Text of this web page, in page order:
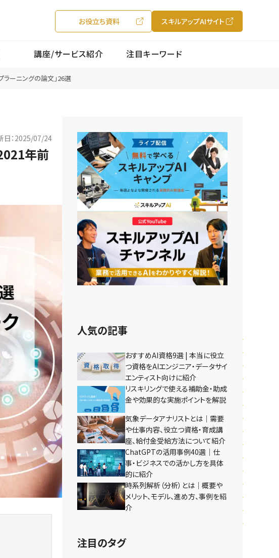
お役立ち資料 スキルアップAIサイト
講座/サービス紹介 注目キーワード
ラーニングの論文」26選
： 2025/07/24
年前
人気の記事
おすすめAI資格9選 | 本当に役立
つ資格をAIエンジニア・データサイ
エンティスト向けに紹介
リスキリングで使える補助金・助成
金や効果的な実施ポイントを解説
気象データアナリストとは｜需要
や仕事内容、役立つ資格・育成講
座、給付金受給方法について紹介
ChatGPTの活用事例40選｜仕
事・ビジネスでの活かし方を具体
的に紹介
時系列解析（分析）とは｜概要や
メリット、モデル、進め方、事例を紹
介
注目のタグ